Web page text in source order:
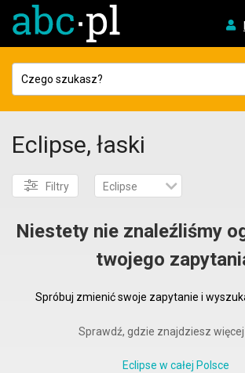
Eclipse, łaski
Filtry Eclipse
Niestety nie znaleźliśmy
twojego
Spróbuj zmienić swoje zapytanie i
Sprawdź, gdzie znajdziesz
Eclipse w całej Polsce